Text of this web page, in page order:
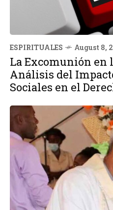
ESPIRITUALES August 8,
La Excomunión en
Análisis del
Sociales en el